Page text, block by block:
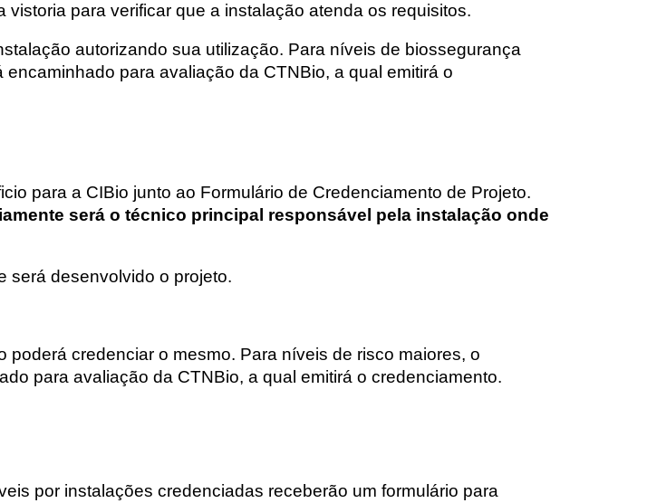
para verificar que a instalação atenda os requisitos.
autorizando sua utilização. Para níveis de biossegurança
para avaliação da CTNBio, a qual emitirá o
para a CIBio junto ao Formulário de Credenciamento de Projeto.
será o técnico principal responsável pela instalação onde
será desenvolvido o projeto.
credenciar o mesmo. Para níveis de risco maiores, o
para avaliação da CTNBio, a qual emitirá o credenciamento.
por instalações credenciadas receberão um formulário para